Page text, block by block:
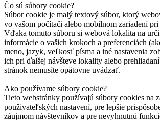
Čo sú súbory cookie?
Súbor cookie je malý textový súbor, ktorý
vo vašom počítači alebo mobilnom zariadení
Vďaka tomuto súboru si webová lokalita na
informácie o vašich krokoch a preferenciách
meno, jazyk, veľkosť písma a iné nastavenia
ich pri ďalšej návšteve lokality alebo
stránok nemusíte opätovne uvádzať.
Ako používame súbory cookie?
Tieto webstránky používajú súbory cookies na
použivateľských nastavení, pre lepšie
záujmom návštevníkov a pre nevyhnutnú